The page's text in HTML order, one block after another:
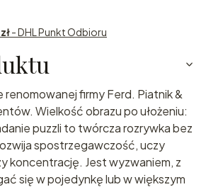
- DHL Punkt Odbioru
renomowanej firmy Ferd. Piatnik &
Wielkość obrazu po ułożeniu:
puzzli to twórcza rozrywka bez
spostrzegawczość, uczy
koncentrację. Jest wyzwaniem, z
się w pojedynkę lub w większym